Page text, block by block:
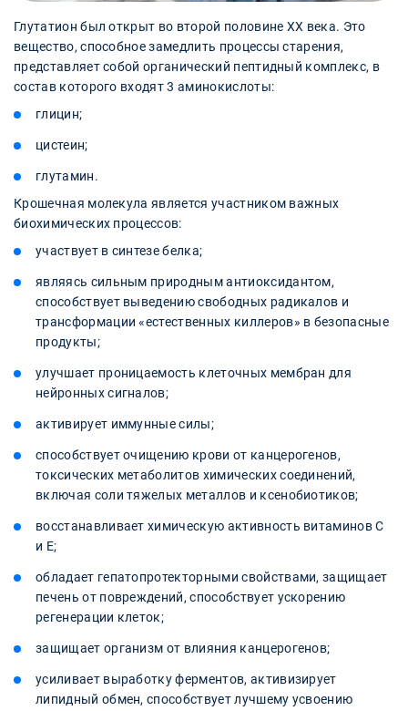
Глутатион был открыт во второй половине XX века. Это
вещество, способное замедлить процессы старения,
представляет собой органический пептидный комплекс, в
состав которого входят 3 аминокислоты:
глицин;
цистеин;
глутамин.
Крошечная молекула является участником важных
биохимических процессов:
участвует в синтезе белка;
являясь сильным природным антиоксидантом,
способствует выведению свободных радикалов и
трансформации «естественных киллеров» в безопасные
продукты;
улучшает проницаемость клеточных мембран для
нейронных сигналов;
активирует иммунные силы;
способствует очищению крови от канцерогенов,
токсических метаболитов химических соединений,
включая соли тяжелых металлов и ксенобиотиков;
восстанавливает химическую активность витаминов С
и Е;
обладает гепатопротекторными свойствами, защищает
печень от повреждений, способствует ускорению
регенерации клеток;
защищает организм от влияния канцерогенов;
усиливает выработку ферментов, активизирует
липидный обмен, способствует лучшему усвоению